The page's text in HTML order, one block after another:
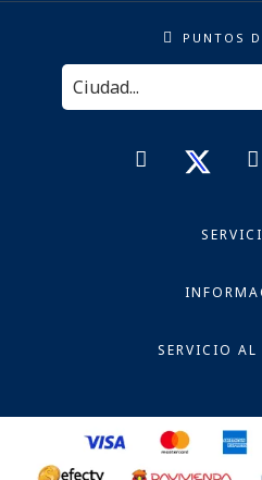
PUNTOS
SERVICIO AL